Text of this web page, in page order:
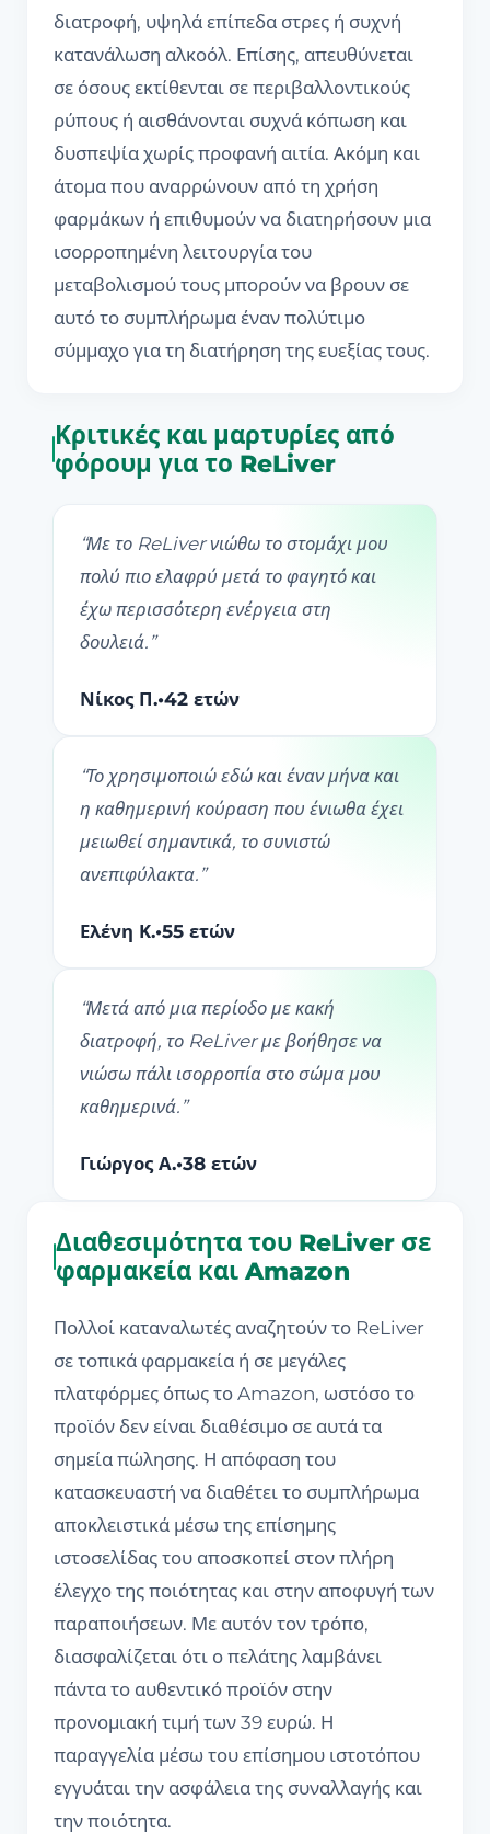
διατροφή, υψηλά επίπεδα στρες ή συχνή
κατανάλωση αλκοόλ. Επίσης, απευθύνεται
σε όσους εκτίθενται σε περιβαλλοντικούς
ρύπους ή αισθάνονται συχνά κόπωση και
δυσπεψία χωρίς προφανή αιτία. Ακόμη και
άτομα που αναρρώνουν από τη χρήση
φαρμάκων ή επιθυμούν να διατηρήσουν μια
ισορροπημένη λειτουργία του
μεταβολισμού τους μπορούν να βρουν σε
αυτό το συμπλήρωμα έναν πολύτιμο
σύμμαχο για τη διατήρηση της ευεξίας τους.
Κριτικές και μαρτυρίες από
φόρουμ για το ReLiver
“Με το ReLiver νιώθω το στομάχι μου
πολύ πιο ελαφρύ μετά το φαγητό και
έχω περισσότερη ενέργεια στη
δουλειά. ”
Νίκος Π.•42 ετών
“Το χρησιμοποιώ εδώ και έναν μήνα και
η καθημερινή κούραση που ένιωθα έχει
μειωθεί σημαντικά, το συνιστώ
ανεπιφύλακτα. ”
Ελένη Κ.•55 ετών
“Μετά από μια περίοδο με κακή
διατροφή, το ReLiver με βοήθησε να
νιώσω πάλι ισορροπία στο σώμα μου
καθημερινά. ”
Γιώργος Α.•38 ετών
Διαθεσιμότητα του ReLiver σε
φαρμακεία και Amazon
Πολλοί καταναλωτές αναζητούν το ReLiver
σε τοπικά φαρμακεία ή σε μεγάλες
πλατφόρμες όπως το Amazon, ωστόσο το
προϊόν δεν είναι διαθέσιμο σε αυτά τα
σημεία πώλησης. Η απόφαση του
κατασκευαστή να διαθέτει το συμπλήρωμα
αποκλειστικά μέσω της επίσημης
ιστοσελίδας του αποσκοπεί στον πλήρη
έλεγχο της ποιότητας και στην αποφυγή των
παραποιήσεων. Με αυτόν τον τρόπο,
διασφαλίζεται ότι ο πελάτης λαμβάνει
πάντα το αυθεντικό προϊόν στην
προνομιακή τιμή των 39 ευρώ. Η
παραγγελία μέσω του επίσημου ιστοτόπου
εγγυάται την ασφάλεια της συναλλαγής και
την ποιότητα.